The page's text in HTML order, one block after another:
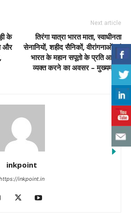
के
और
Next article
तिरंगा यात्रा भारत माता, स्वाधीनता
सेनानियों, शहीद सैनिकों, वीरांगनाओं एवं
भारत के महान सपूतो के प्रति आभार
व्यक्त करने का अवसर – मुख्यमंत्री
inkpoint
inkpoint.in